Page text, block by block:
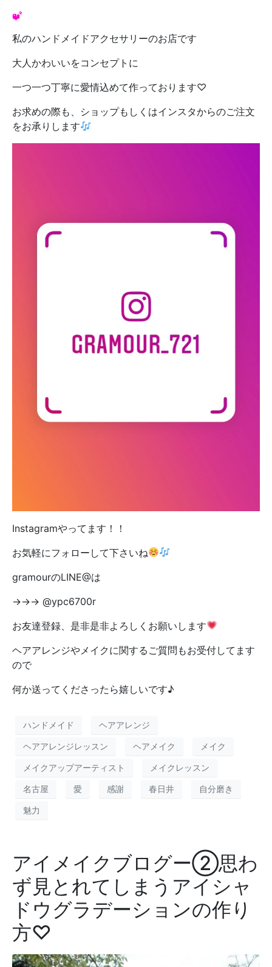
私のハンドメイドアクセサリーのお店です
大人かわいいをコンセプトに
一つ一つ丁寧に愛情込めて作っております♡
お求めの際も、ショップもしくはインスタからのご注文
をお承りします
Instagramやってます！！
お気軽にフォローして下さいね
gramourのLINE@は
→→→ @ypc6700r
お友達登録、是非是非よろしくお願いします
ヘアアレンジやメイクに関するご質問もお受付してます
ので
何か送ってくださったら嬉しいです♪
ハンドメイド ヘアアレンジ
ヘアアレンジレッスン ヘアメイク メイク
メイクアップアーティスト メイクレッスン
名古屋 愛 感謝 春日井 自分磨き
魅力
アイメイクブログー②思わ
ず見とれてしまうアイシャ
ドウグラデーションの作り
方♡